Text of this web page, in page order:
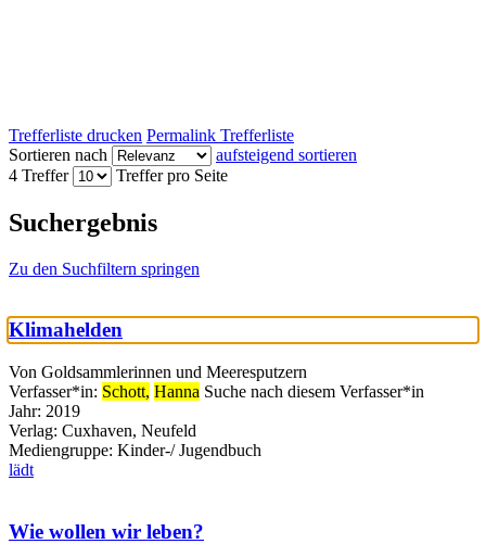
Trefferliste drucken Permalink Trefferliste
Sortieren nach
aufsteigend sortieren
4 Treffer
Treffer pro Seite
Suchergebnis
Zu den Suchfiltern springen
Klimahelden
Von Goldsammlerinnen und Meeresputzern
Verfasser*in: Schott, Hanna Suche nach diesem Verfasser*in
Jahr: 2019
Verlag: Cuxhaven, Neufeld
Mediengruppe: Kinder-/ Jugendbuch
lädt
Wie wollen wir leben?